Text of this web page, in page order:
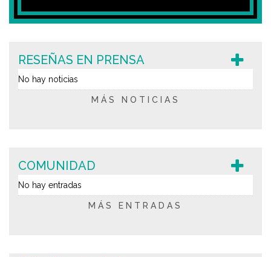
RESEÑAS EN PRENSA
No hay noticias
MÁS NOTICIAS
COMUNIDAD
No hay entradas
MÁS ENTRADAS